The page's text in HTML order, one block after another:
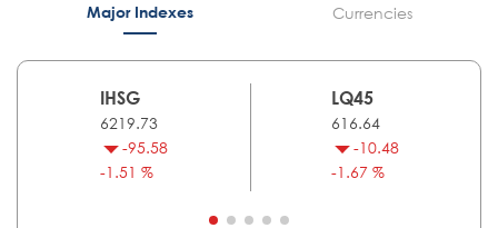
Major Indexes Currencies
IHSG
6219.73
-95.58
-1.51 %
LQ45
616.64
-10.48
-1.67 %